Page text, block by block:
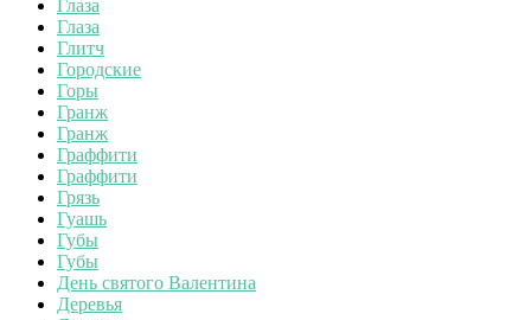
Глаза
Глаза
Глитч
Городские
Горы
Гранж
Гранж
Граффити
Граффити
Грязь
Гуашь
Губы
Губы
День святого Валентина
Деревья